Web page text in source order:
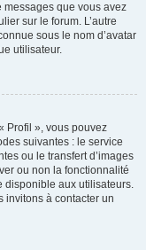
messages que vous avez
sur le forum. L’autre
sous le nom d’avatar
utilisateur.
Profil », vous pouvez
suivantes : le service
ou le transfert d’images
ou non la fonctionnalité
disponible aux utilisateurs.
invitons à contacter un